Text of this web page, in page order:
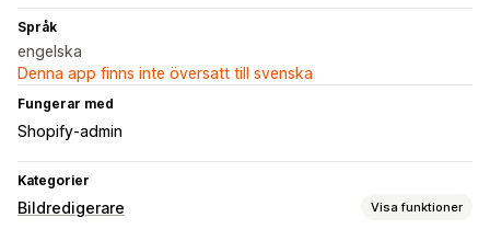
Språk
engelska
Denna app finns inte översatt till svenska
Fungerar med
Shopify-admin
Kategorier
Bildredigerare Visa funktioner